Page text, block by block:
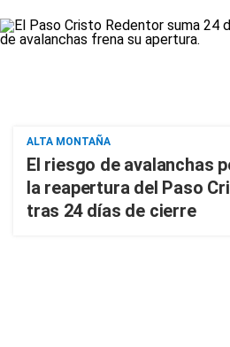
ALTA MONTAÑA
El riesgo de avalanchas
la reapertura del Paso
tras 24 días de cierre